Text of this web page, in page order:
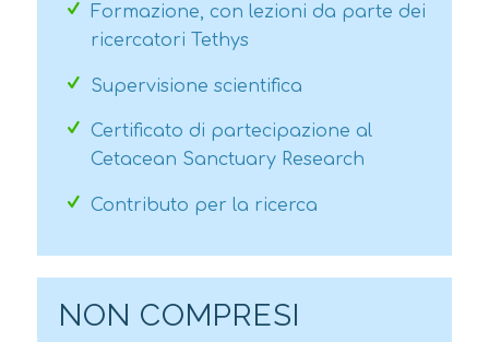
Formazione, con lezioni da parte dei
ricercatori Tethys
Supervisione scientifica
Certificato di partecipazione al
Cetacean Sanctuary Research
Contributo per la ricerca
NON COMPRESI